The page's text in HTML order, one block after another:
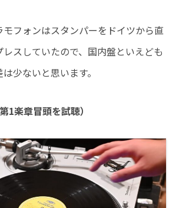
フォンはスタンパーをドイツから直
スしていたので、国内盤といえども
少ないと思います。
1楽章冒頭を試聴）